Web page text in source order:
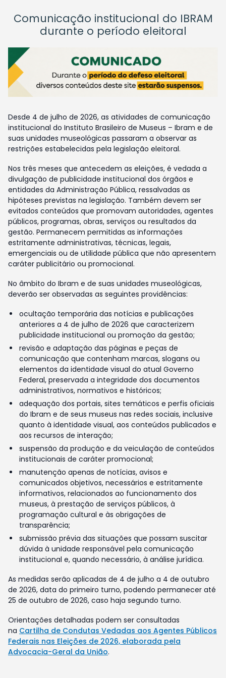
Comunicação institucional do IBRAM
durante o período eleitoral
Desde 4 de julho de 2026, as atividades de comunicação
institucional do Instituto Brasileiro de Museus – Ibram e de
suas unidades museológicas passaram a observar as
restrições estabelecidas pela legislação eleitoral.
Nos três meses que antecedem as eleições, é vedada a
divulgação de publicidade institucional dos órgãos e
entidades da Administração Pública, ressalvadas as
hipóteses previstas na legislação. Também devem ser
evitados conteúdos que promovam autoridades, agentes
públicos, programas, obras, serviços ou resultados da
gestão. Permanecem permitidas as informações
estritamente administrativas, técnicas, legais,
emergenciais ou de utilidade pública que não apresentem
caráter publicitário ou promocional.
No âmbito do Ibram e de suas unidades museológicas,
deverão ser observadas as seguintes providências:
ocultação temporária das notícias e publicações
anteriores a 4 de julho de 2026 que caracterizem
publicidade institucional ou promoção da gestão;
revisão e adaptação das páginas e peças de
comunicação que contenham marcas, slogans ou
elementos da identidade visual do atual Governo
Federal, preservada a integridade dos documentos
administrativos, normativos e históricos;
adequação dos portais, sites temáticos e perfis oficiais
do Ibram e de seus museus nas redes sociais, inclusive
quanto à identidade visual, aos conteúdos publicados e
aos recursos de interação;
suspensão da produção e da veiculação de conteúdos
institucionais de caráter promocional;
manutenção apenas de notícias, avisos e
comunicados objetivos, necessários e estritamente
informativos, relacionados ao funcionamento dos
museus, à prestação de serviços públicos, à
programação cultural e às obrigações de
transparência;
submissão prévia das situações que possam suscitar
dúvida à unidade responsável pela comunicação
institucional e, quando necessário, à análise jurídica.
As medidas serão aplicadas de 4 de julho a 4 de outubro
de 2026, data do primeiro turno, podendo permanecer até
25 de outubro de 2026, caso haja segundo turno.
Orientações detalhadas podem ser consultadas
na Cartilha de Condutas Vedadas aos Agentes Públicos
Federais nas Eleições de 2026, elaborada pela
Advocacia-Geral da União.